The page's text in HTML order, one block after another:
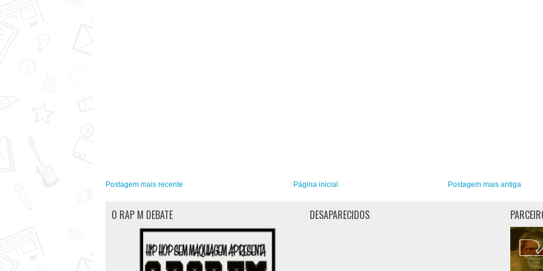
Postagem mais recente Postagem mais antiga
Página inicial
O RAP M DEBATE DESAPARECIDOS